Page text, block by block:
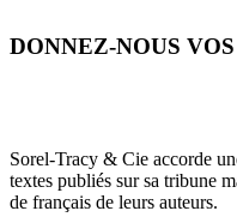
DONNEZ-NOUS
Sorel-Tracy & Cie accorde
textes publiés sur sa tribune
de français de leurs auteurs.